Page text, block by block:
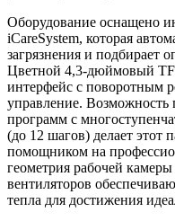
Оборудование оснащено
iCareSystem, которая
загрязнения и подбирает
Цветной 4,3-дюймовый
интерфейс с поворотным
управление. Возможность
программ с
(до 12 шагов) делает этот
помощником на
геометрия рабочей
вентиляторов
тепла для достижения